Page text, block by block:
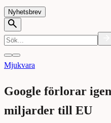
Nyhetsbrev
Mjukvara
Google förlorar
miljarder till EU